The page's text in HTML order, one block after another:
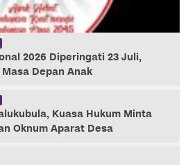
2026 Diperingati 23 Juli,
Depan Anak
Kuasa Hukum Minta
Oknum Aparat Desa